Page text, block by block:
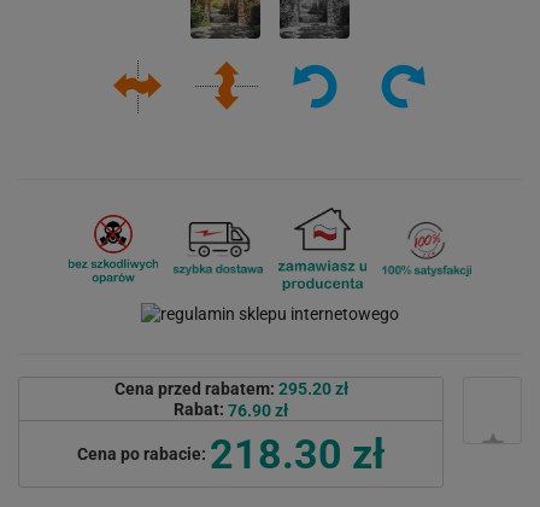
Cena przed rabatem: 295.20 zł
Rabat: 76.90 zł
Cena po rabacie: 218.30 zł